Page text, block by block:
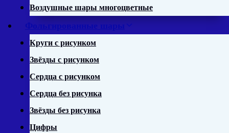
Воздушные шары многоцветные
Фольгированные шары
Круги с рисунком
Звёзды с рисунком
Сердца с рисунком
Сердца без рисунка
Звёзды без рисунка
Цифры